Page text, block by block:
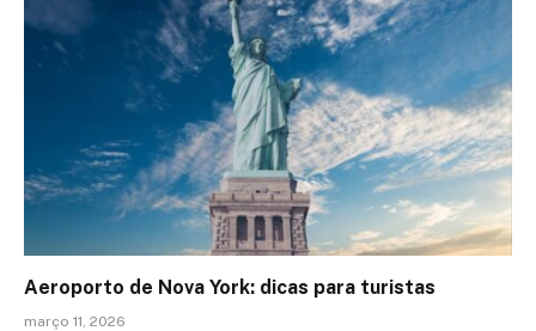
Aeroporto de Nova York: dicas para turistas
março 11, 2026